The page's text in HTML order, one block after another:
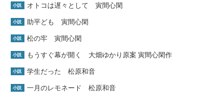
小説 オトコは遅々として 寅間心閑
小説 助平ども 寅間心閑
小説 松の牢 寅間心閑
小説 もうすぐ幕が開く 大畑ゆかり原案 寅間心閑作
小説 学生だった 松原和音
小説 一月のレモネード 松原和音